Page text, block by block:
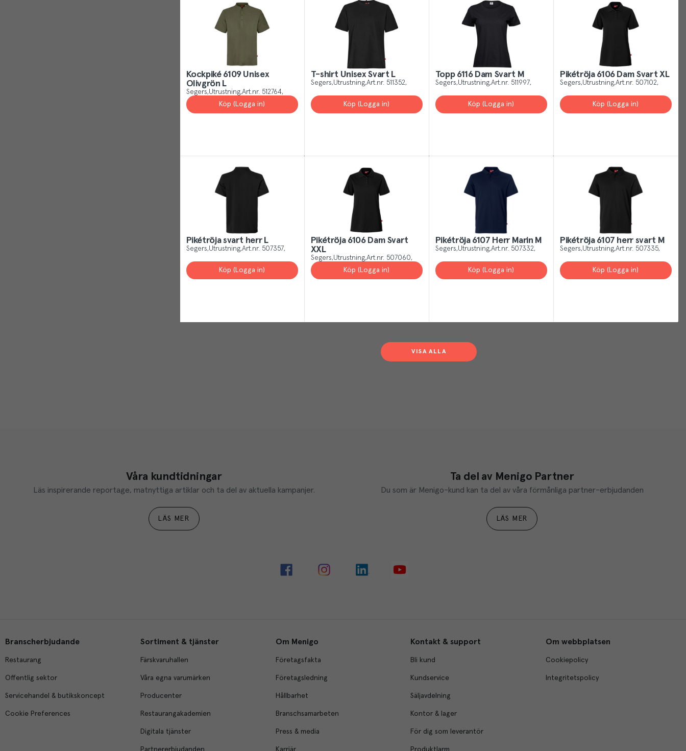
Kockpiké 6109 Unisex
Olivgrön L
Segers Utrustning Art.nr. 512764
Köp (Logga in)
T-shirt Unisex Svart L
Segers Utrustning Art.nr. 511352
Köp (Logga in)
Topp 6116 Dam Svart M
Segers Utrustning Art.nr. 511997
Köp (Logga in)
Pikétröja 6106 Dam Svart XL
Segers Utrustning Art.nr. 507102
Köp (Logga in)
Pikétröja svart herr L
Segers Utrustning Art.nr. 507357
Köp (Logga in)
Pikétröja 6106 Dam Svart
XXL
Segers Utrustning Art.nr. 507060
Köp (Logga in)
Pikétröja 6107 Herr Marin M
Segers Utrustning Art.nr. 507332
Köp (Logga in)
Pikétröja 6107 herr svart M
Segers Utrustning Art.nr. 507335
Köp (Logga in)
VISA ALLA
Våra kundtidningar
Läs inspirerande reportage, matnyttiga artiklar och ta del av aktuella kampanjer.
LÄS MER
Ta del av Menigo Partner
Du som är Menigo-kund kan ta del av våra förmånliga partner-erbjudanden
LÄS MER
Branscherbjudande
Restaurang
Offentlig sektor
Servicehandel & butikskoncept
Cookie Preferences
Sortiment & tjänster
Färskvaruhallen
Våra egna varumärken
Producenter
Restaurangakademien
Digitala tjänster
Partnererbjudanden
Om Menigo
Företagsfakta
Företagsledning
Hållbarhet
Branschsamarbeten
Press & media
Karriär
Kontakt & support
Bli kund
Kundservice
Säljavdelning
Kontor & lager
För dig som leverantör
Produktlarm
Om webbplatsen
Cookiepolicy
Integritetspolicy
our
Yes, I understand
Reject All